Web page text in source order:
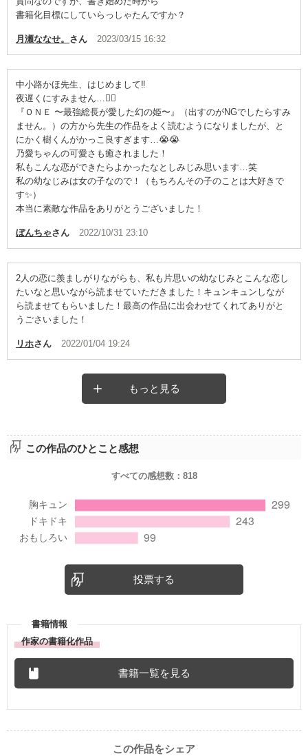
書籍化目標にしていらっしゃたんですか？
月瀬ななせ。 さん 2023/03/15 16:32
中小路かほ先生、はじめまして‼︎
夜遅くにすみません…🙇‍♀️
『ＯＮＥ 〜最強総長が愛した幻の姫〜』（出すのがNGでしたらすみ
ません。）の方から先生の作品をよく読むようになりましたが、と
にかく樹くんがかっこ良すぎます…😭😭
乃愛ちゃんの可愛さも癒されました！
私もこんな恋ができたらよかったなとしみじみ思います…笑
私の幼なじみは女の子なので！（もちろんその子のことは大好きで
す✨）
本当に素敵な作品をありがとうございました！
ぼんちゃさん 2022/10/31 23:10
2人の恋に羨ましがりながらも、私も片思いの幼なじみとこんな恋し
たいなと思いながら読ませていただきました！キュンキュンしなが
ら読ませてもらいました！最高の作品に出会わせてくれてありがと
うごさいました！
リホさん 2022/01/04 19:24
もっと見る
この作品のひとこと感想
すべての感想数： 818
投票する
書籍情報
作家の書籍化作品
書籍一覧を見る
この作品をシェア